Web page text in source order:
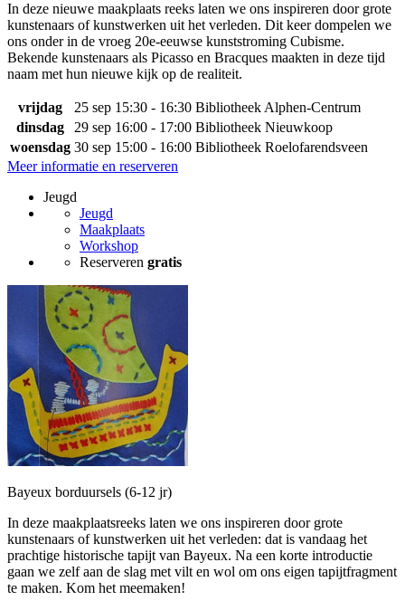
In deze nieuwe maakplaats reeks laten we ons inspireren door grote
kunstenaars of kunstwerken uit het verleden. Dit keer dompelen we
ons onder in de vroeg 20e-eeuwse kunststroming Cubisme.
Bekende kunstenaars als Picasso en Bracques maakten in deze tijd
naam met hun nieuwe kijk op de realiteit.
vrijdag 25 sep 15:30 - 16:30 Bibliotheek Alphen-Centrum
dinsdag
29 sep 16:00 - 17:00 Bibliotheek Nieuwkoop
woensdag 30 sep 15:00 - 16:00 Bibliotheek Roelofarendsveen
Meer informatie en reserveren
Jeugd
Jeugd
Maakplaats
Workshop
Reserveren gratis
Bayeux borduursels (6-12 jr)
In deze maakplaatsreeks laten we ons inspireren door grote
kunstenaars of kunstwerken uit het verleden: dat is vandaag het
prachtige historische tapijt van Bayeux. Na een korte introductie
gaan we zelf aan de slag met vilt en wol om ons eigen tapijtfragment
te maken. Kom het meemaken!